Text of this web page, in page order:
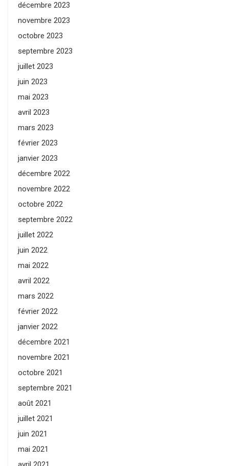
décembre 2023
novembre 2023
octobre 2023
septembre 2023
juillet 2023
juin 2023
mai 2023
avril 2023
mars 2023
février 2023
janvier 2023
décembre 2022
novembre 2022
octobre 2022
septembre 2022
juillet 2022
juin 2022
mai 2022
avril 2022
mars 2022
février 2022
janvier 2022
décembre 2021
novembre 2021
octobre 2021
septembre 2021
août 2021
juillet 2021
juin 2021
mai 2021